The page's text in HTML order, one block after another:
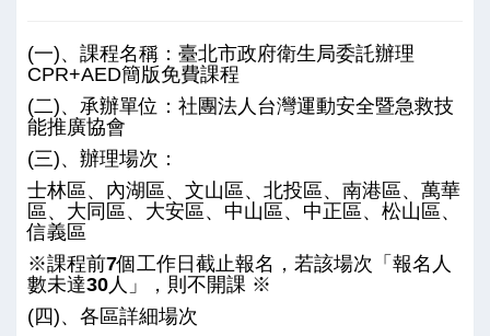
(一)、課程名稱：臺北市政府衛生局委託辦理
CPR+AED簡版免費課程
(二)、承辦單位：社團法人台灣運動安全暨急救技
能推廣協會
(三)、辦理場次：
士林區、內湖區、文山區、北投區、南港區、萬華
區、大同區、大安區、中山區、中正區、松山區、
信義區
※課程前7個工作日截止報名，若該場次「報名人
數未達30人」，則不開課 ※
(四)、各區詳細場次